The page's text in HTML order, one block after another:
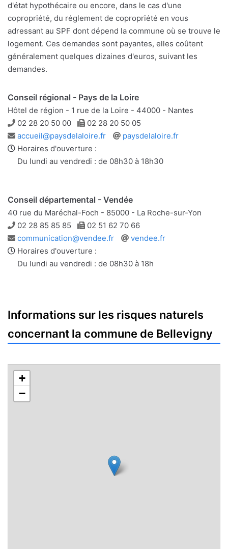
d'état hypothécaire ou encore, dans le cas d'une
copropriété, du réglement de copropriété en vous
adressant au SPF dont dépend la commune où se trouve le
logement. Ces demandes sont payantes, elles coûtent
généralement quelques dizaines d'euros, suivant les
demandes.
Conseil régional - Pays de la Loire
Hôtel de région - 1 rue de la Loire - 44000 - Nantes
Téléphone
02 28 20 50 00 Télécopie
02 28 20 50 05
Adresse
e-
mail
accueil@paysdelaloire.fr
Site
paysdelaloire.fr
Horaires d'ouverture :
Du lundi au vendredi : de 08h30 à 18h30
Conseil départemental - Vendée
40 rue du Maréchal-Foch - 85000 - La Roche-sur-Yon
Téléphone
02 28 85 85 85 Télécopie
02 51 62 70 66
Adresse
e-
mail
communication@vendee.fr
Site
vendee.fr
Horaires d'ouverture :
Du lundi au vendredi : de 08h30 à 18h
Informations sur les risques naturels
concernant la commune de Bellevigny
+
−